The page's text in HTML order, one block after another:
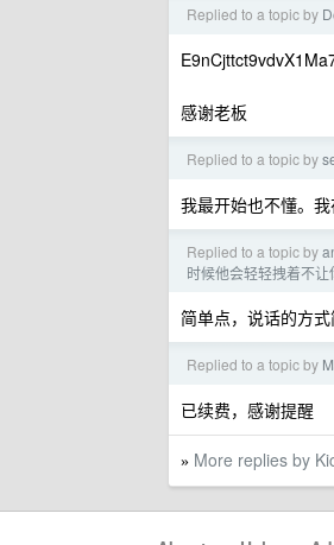
Replied to a topic by
感谢老板
Replied to a topic by
我最开始也不懂。
Replied to a topic by
时候他会轻轻拽着不
简单点，说话的方
Replied to a topic by
已续费，感谢提醒
» More replies by